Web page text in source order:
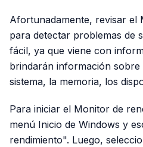
Afortunadamente, revisar el
para detectar problemas de
fácil, ya que viene con
brindarán información sobre
sistema, la memoria, los
Para iniciar el Monitor de
menú Inicio de Windows y
rendimiento". Luego,